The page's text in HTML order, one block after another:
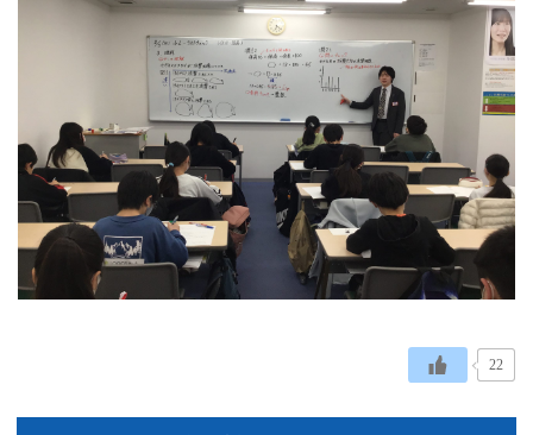
22